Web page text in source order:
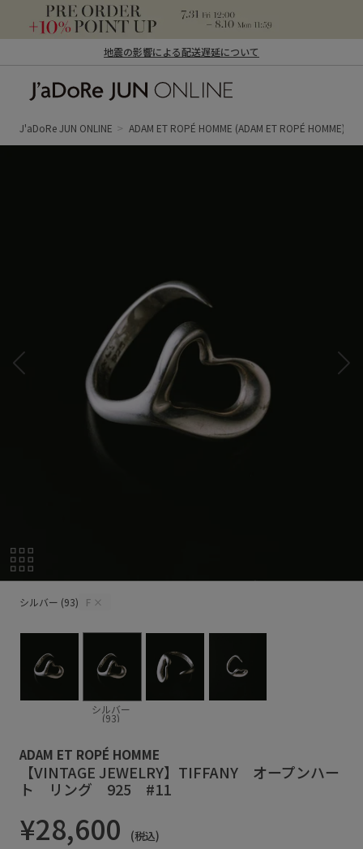
地震の影響による配送遅延について
ン オンライン）
J'aDoRe JUN ONLINE ADAM ET ROPÉ HOMME (ADAM ET ROPÉ HOMME)
シルバー (93) F ×
シルバー
(93)
ADAM ET ROPÉ HOMME
【VINTAGE JEWELRY】TIFFANY オープンハー
ト リング 925 #11
¥28,600 (税込)